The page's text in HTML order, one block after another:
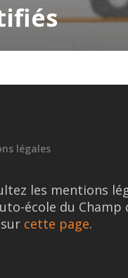
légales
les mentions
école du Champ
cette page.